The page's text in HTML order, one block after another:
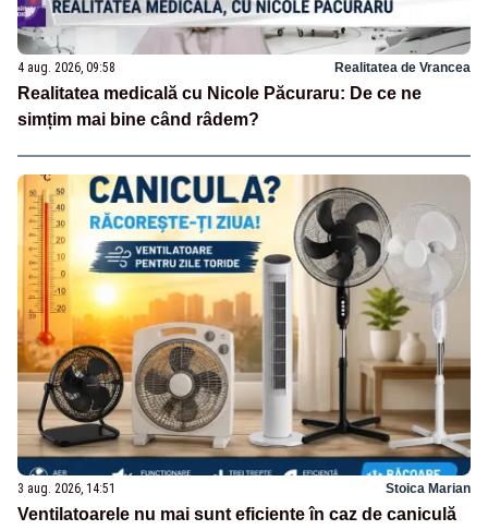
4 aug. 2026, 09:58 Realitatea de Vrancea
Realitatea medicală cu Nicole Păcuraru: De ce ne
simțim mai bine când râdem?
3 aug. 2026, 14:51 Stoica Marian
Ventilatoarele nu mai sunt eficiente în caz de caniculă